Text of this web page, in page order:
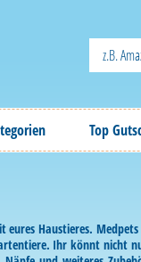
Top
Haustieres.
Ihr könnt nicht